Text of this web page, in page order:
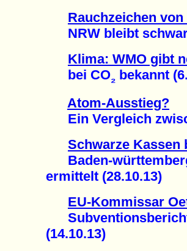
Rauchzeichen
NRW bleibt
Klima: WMO gibt
bei CO₂ bekannt
Atom-Ausstieg?
Ein Vergleich
Schwarze Kassen
Baden-
ermittelt (28.10.13)
EU-Kommissar
Subventionsbericht
(14.10.13)